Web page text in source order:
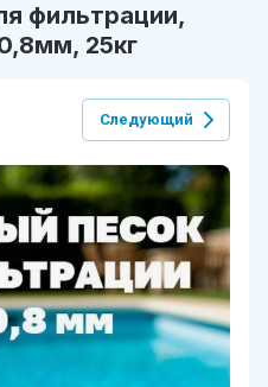
фильтрации,
25кг
Следующий